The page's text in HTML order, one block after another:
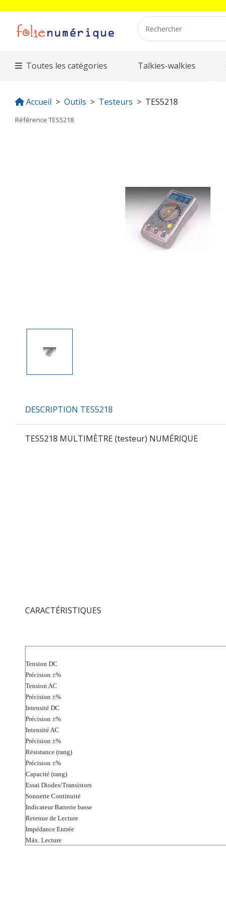
Toutes les catégories Talkies-walkies
Accueil Outils Testeurs TES5218
Référence TES5218
DESCRIPTION TES5218
TES5218 MULTIMÈTRE (testeur) NUMÉRIQUE
CARACTÉRISTIQUES
Tension DC
Précision ±%
Tension AC
Précision ±%
Intensité DC
Précision ±%
Intensité AC
Précision ±%
Résistance (rang)
Précision ±%
Capacité (rang)
Essai Diodes/Transistors
Sonnerie Continuité
Indicateur Batterie basse
Retenue de Lecture
Impédance Entrée
Máx. Lecture